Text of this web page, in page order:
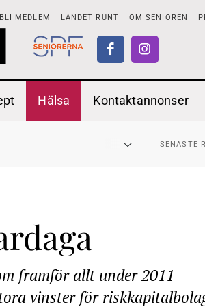
BLI MEDLEM LANDET RUNT OM SENIOREN
Hälsa Kontaktannonser
i Sverige
SENASTE
framför allt under 2011
vinster för